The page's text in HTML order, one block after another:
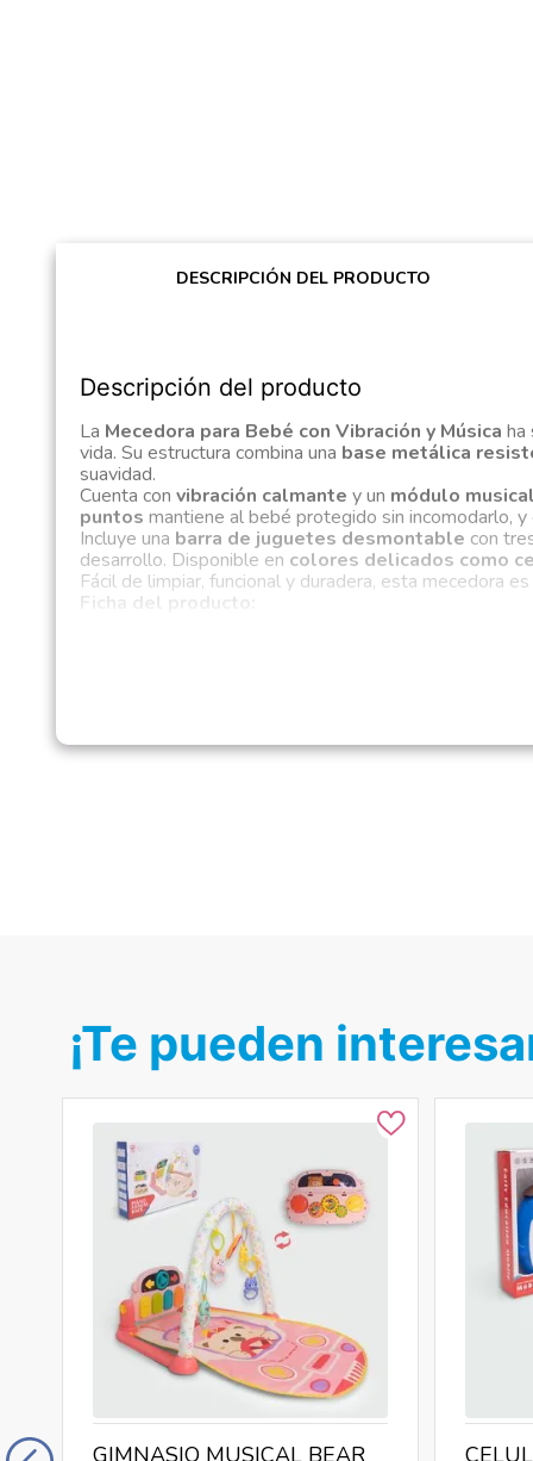
DESCRIPCIÓN DEL PRODUCTO
Descripción del producto
La Mecedora para Bebé con Vibración y Música ha
vida. Su estructura combina una base metálica
suavidad.
Cuenta con vibración calmante y un módulo musical
puntos mantiene al bebé protegido sin incomodarlo,
Incluye una barra de juguetes desmontable con
desarrollo. Disponible en colores delicados como
Fácil de limpiar, funcional y duradera, esta mecedora
Ficha del producto:
Asiento: Tela acolchada con relleno de poliéster
¡Te pueden
GIMNASIO MUSICAL BEAR